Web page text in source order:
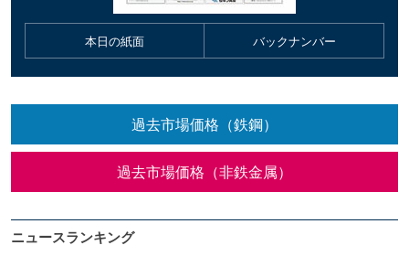
本日の紙面 バックナンバー
過去市場価格（鉄鋼）
過去市場価格（非鉄金属）
ニュースランキング